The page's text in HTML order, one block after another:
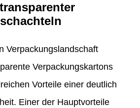
Verpackungslandschaft
Verpackungskartons
Vorteile einer deutlich
Einer der Hauptvorteile